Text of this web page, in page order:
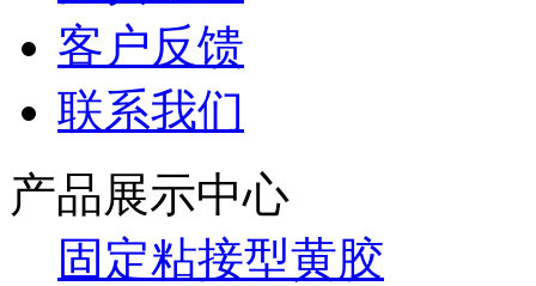
客户反馈
联系我们
产品展示中心
固定粘接型黄胶